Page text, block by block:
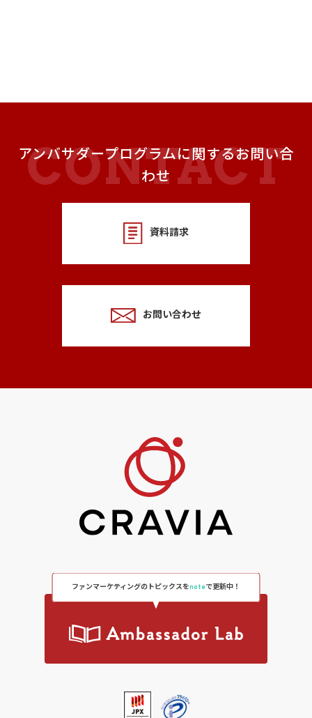
アンバサダープログラムに関するお問い合
わせ
資料請求
お問い合わせ
ファンマーケティングのトピックスをnoteで更新中！